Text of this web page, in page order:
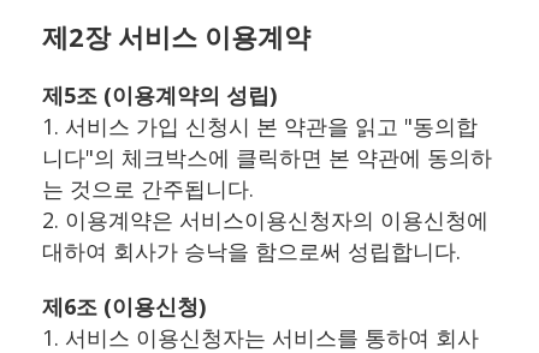
제2장 서비스 이용계약
제5조 (이용계약의 성립)
1. 서비스 가입 신청시 본 약관을 읽고 "동의합
니다"의 체크박스에 클릭하면 본 약관에 동의하
는 것으로 간주됩니다.
2. 이용계약은 서비스이용신청자의 이용신청에
대하여 회사가 승낙을 함으로써 성립합니다.
제6조 (이용신청)
1. 서비스 이용신청자는 서비스를 통하여 회사